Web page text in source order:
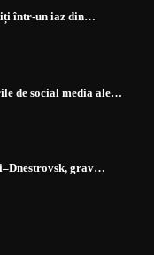
într-un iaz din…
de social media ale…
grav…